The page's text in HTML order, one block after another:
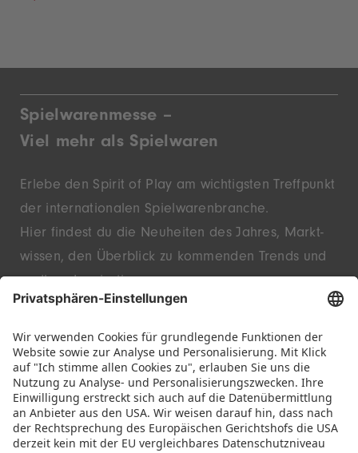
Spielwarenmesse –
Viel mehr als Spielwaren
Erlebe den Spirit of Play am wichtigsten Treffpunkt
der inter­nationalen Spielwaren­branche.
Hier findest du die Neu­heiten des Jahres, Markt­
wissen, den Überblick zu kommenden Trends und
Entdecke innovative Startups und bekannte
Marken – live in Nürnberg.
FOLGE UNS!